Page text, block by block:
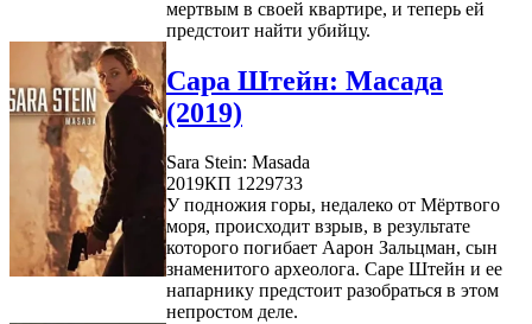
мертвым в своей квартире, и теперь ей
предстоит найти убийцу.
Сара Штейн: Масада
(2019)
Sara Stein: Masada
2019КП 1229733
У подножия горы, недалеко от Мёртвого
моря, происходит взрыв, в результате
которого погибает Аарон Зальцман, сын
знаменитого археолога. Саре Штейн и ее
напарнику предстоит разобраться в этом
непростом деле.